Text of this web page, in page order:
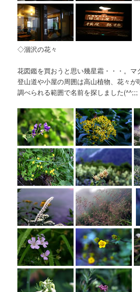
◇涸沢の花々
花図鑑を買おうと思い幾星霜・・・。マ
登山道や小屋の周囲は高山植物、花々が
調べられる範囲で名前を探しました(^^;;;